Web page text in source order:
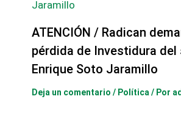
ATENCIÓN / Radican
pérdida de Investidura del
Enrique Soto Jaramillo
Deja un comentario / Política / Por